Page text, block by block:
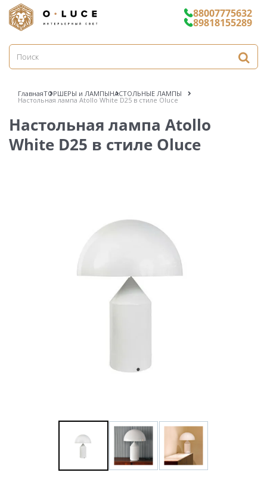
88007775632
89818155289
ГлавнаяТОРШЕРЫ и ЛАМПЫНАСТОЛЬНЫЕ ЛАМПЫ
Настольная лампа Atollo White D25 в стиле Oluce
Настольная лампа Atollo
White D25 в стиле Oluce